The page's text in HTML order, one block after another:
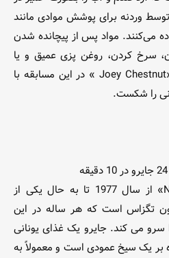
وردنه برای پوشش موادی مانند
می‌کنند. مواد پس از پیچانده شدن
سرخ کردن، روغن پزی عمیق و یا
بخارپز کردن پخت می‌شوند. «Joey Chestnut » در این مسابقه با
رستوران یونانی « Niko Niko» از سال 1977 تا به حال یکی از
تگزاس است که هر ساله در این
سرو می کند. جایرو یک غذای یونانی
بر یک سیخ عمودی است و معمولاً به